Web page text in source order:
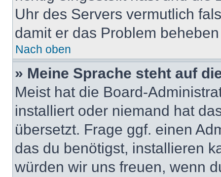
Uhr des Servers vermutlich
damit er das Problem
Nach oben
» Meine Sprache steht auf
Meist hat die Board-
installiert oder niemand hat
übersetzt. Frage ggf. einen
das du benötigst, installieren
würden wir uns freuen, wenn